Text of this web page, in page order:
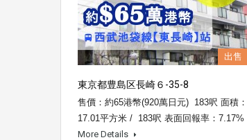
出售
東京都豊島区長崎６-35-8
售價：約65港幣(920萬日元) 183呎 面積：
17.01平方米 / 183呎 表面回報率：7.17%
More Details